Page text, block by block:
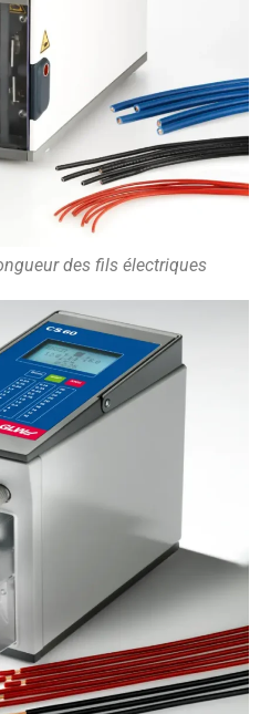
des fils électriques